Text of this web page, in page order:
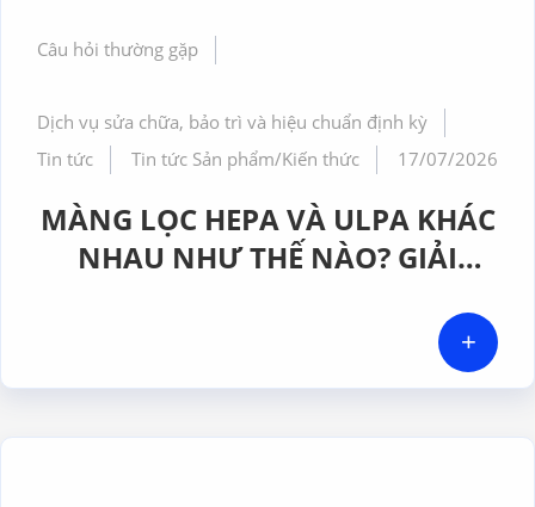
Câu hỏi thường gặp
Dịch vụ sửa chữa, bảo trì và hiệu chuẩn định kỳ
Tin tức
Tin tức Sản phẩm/Kiến thức 17/07/2026
MÀNG LỌC HEPA VÀ ULPA KHÁC
NHAU NHƯ THẾ NÀO? GIẢI
PHÒNG SẠCH DƯỢC PHẨM +